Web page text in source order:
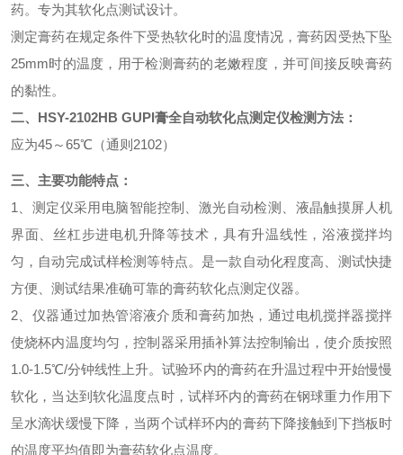
药。专为其软化点测试设计。
测定膏药在规定条件下受热软化时的温度情况，膏药因受热下坠
25mm时的温度，用于检测膏药的老嫩程度，并可间接反映膏药
的黏性。
二、 HSY-2102HB GUPI膏全自动软化点测定仪检测方法：
应为45～65℃（通则2102）
三、主要功能特点：
1、 测定仪采用电脑智能控制、激光自动检测、液晶触摸屏人机
界面、丝杠步进电机升降等技术，具有升温线性，浴液搅拌均
匀，自动完成试样检测等特点。是一款自动化程度高、测试快捷
方便、测试结果准确可靠的膏药软化点测定仪器。
2、仪器通过加热管溶液介质和膏药加热，通过电机搅拌器搅拌
使烧杯内温度均匀，控制器采用插补算法控制输出，使介质按照
1.0-1.5℃/分钟线性上升。试验环内的膏药在升温过程中开始慢慢
软化，当达到软化温度点时，试样环内的膏药在钢球重力作用下
呈水滴状缓慢下降，当两个试样环内的膏药下降接触到下挡板时
的温度平均值即为膏药软化点温度。